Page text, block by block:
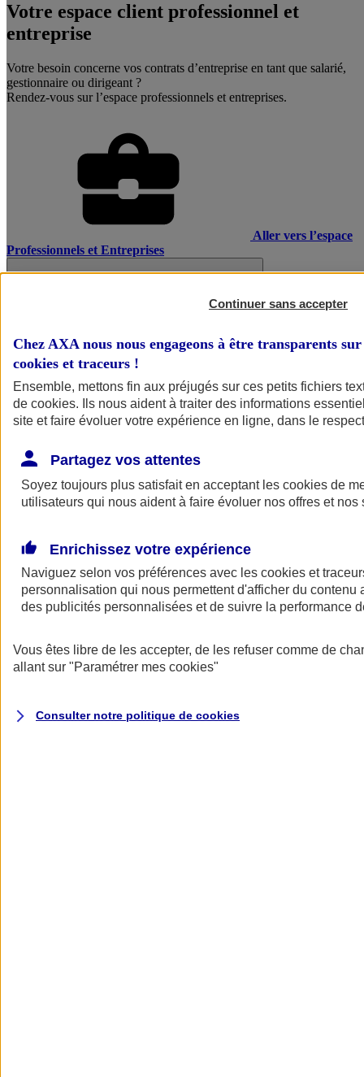
Votre espace client professionnel et
entreprise
Votre besoin concerne vos contrats d’entreprise en tant que salarié,
gestionnaire ou dirigeant ?
Rendez-vous sur l’espace professionnels et entreprises.
Aller vers l’espace
Professionnels et Entreprises
AXA Assurance
Continuer sans accepter
Chez AXA nous nous engageons à être transparents
cookies et traceurs !
Ensemble, mettons fin aux préjugés sur ces petits fichiers
de cookies. Ils nous aident à traiter des informations
site et faire évoluer votre expérience en ligne, dans le
Partagez vos attentes
Soyez toujours plus satisfait en acceptant les cookies de
utilisateurs qui nous aident à faire évoluer nos offres et nos
Enrichissez votre expérience
Naviguez selon vos préférences avec les cookies et
personnalisation qui nous permettent d'afficher du contenu
des publicités personnalisées et de suivre la performance
Vous êtes libre de les accepter, de les refuser comme de
allant sur "Paramétrer mes cookies"
Consulter notre politique de cookies